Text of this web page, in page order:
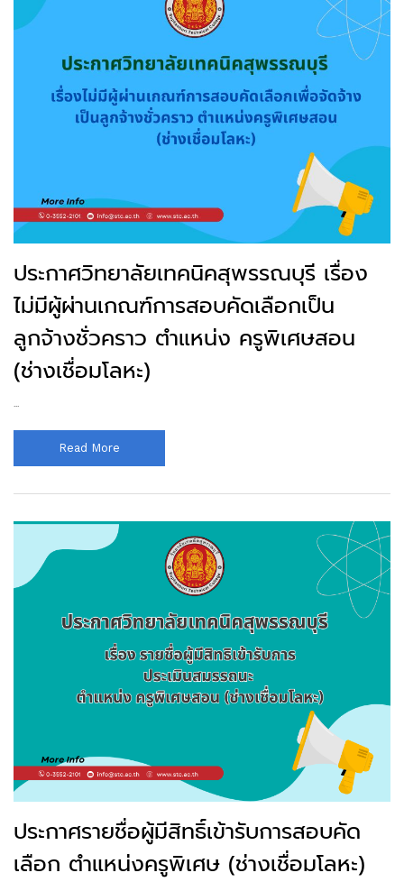
ประกาศวิทยาลัยเทคนิคสุพรรณบุรี เรื่อง
ไม่มีผู้ผ่านเกณฑ์การสอบคัดเลือกเป็น
ลูกจ้างชั่วคราว ตำแหน่ง ครูพิเศษสอน
(ช่างเชื่อมโลหะ)
...
Read More
ประกาศรายชื่อผู้มีสิทธิ์เข้ารับการสอบคัด
เลือก ตำแหน่งครูพิเศษ (ช่างเชื่อมโลหะ)